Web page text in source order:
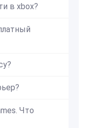
в xbox?
Что